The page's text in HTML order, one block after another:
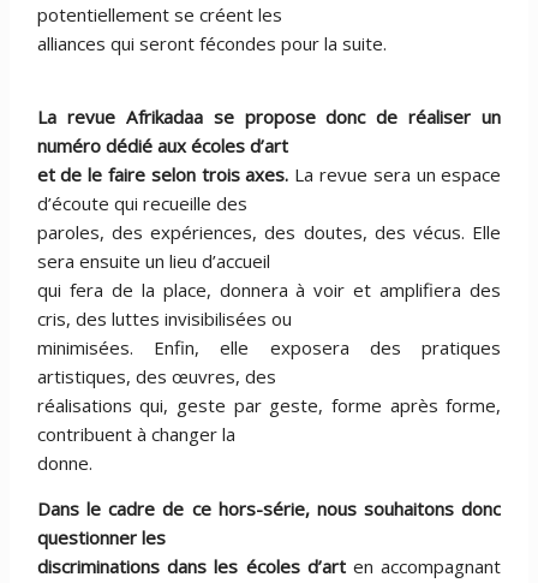
potentiellement se créent les
alliances qui seront fécondes pour la suite.
La revue Afrikadaa se propose donc de réaliser un
numéro dédié aux écoles d’art
et de le faire selon trois axes. La revue sera un espace
d’écoute qui recueille des
paroles, des expériences, des doutes, des vécus. Elle
sera ensuite un lieu d’accueil
qui fera de la place, donnera à voir et amplifiera des
cris, des luttes invisibilisées ou
minimisées. Enfin, elle exposera des pratiques
artistiques, des œuvres, des
réalisations qui, geste par geste, forme après forme,
contribuent à changer la
donne.
Dans le cadre de ce hors-série, nous souhaitons donc
questionner les
discriminations dans les écoles d’arten accompagnant